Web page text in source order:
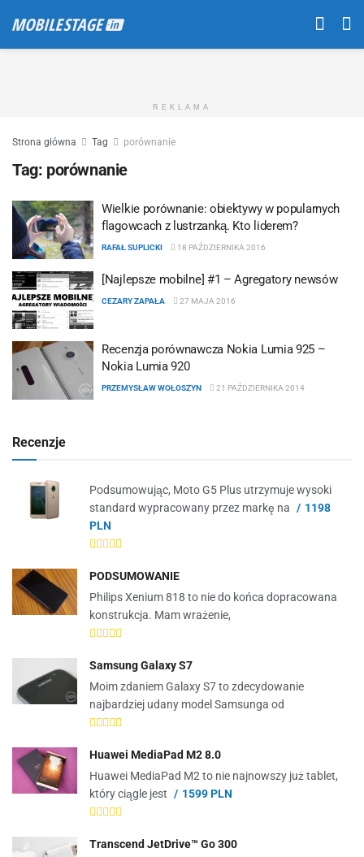
REKLAMA
Strona główna Tag porównanie
Tag: porównanie
Wielkie porównanie: obiektywy w popularnych
flagowcach z lustrzanką. Kto liderem?
RAFAŁ SUPLICKI 18 PAŹDZIERNIKA 2016
[Najlepsze mobilne] #1 – Agregatory newsów
CEZARY ZAPAŁA 27 MAJA 2016
Recenzja porównawcza Nokia Lumia 925 –
Nokia Lumia 920
PRZEMYSŁAW WOŁOSZYN 21 PAŹDZIERNIKA 2014
Recenzje
Podsumowując, Moto G5 Plus utrzymuje wysoki
standard wypracowany przez markę na
1198
PLN
PODSUMOWANIE
Philips Xenium 818 to nie do końca dopracowana
konstrukcja. Mam wrażenie,
Samsung Galaxy S7
Moim zdaniem Galaxy S7 to zdecydowanie
najbardziej udany model Samsunga od
Huawei MediaPad M2 8.0
Huawei MediaPad M2 to nie najnowszy już tablet,
który ciągle jest
1599 PLN
Transcend JetDrive™ Go 300